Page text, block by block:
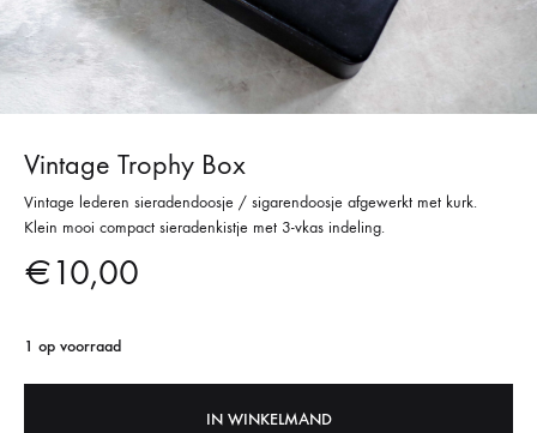
Vintage Trophy Box
Vintage lederen sieradendoosje / sigarendoosje afgewerkt met kurk.
Klein mooi compact sieradenkistje met 3-vkas indeling.
€10,00
1 op voorraad
IN WINKELMAND